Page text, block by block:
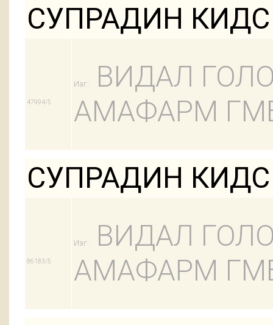
СУПРАДИН
47994/5
Изг:
ВИДАЛ
АМАФАРМ
СУПРАДИН
86183/5
Изг:
ВИДАЛ
АМАФАРМ